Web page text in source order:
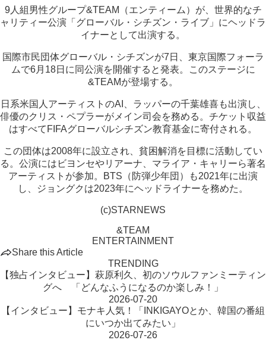
9人組男性グループ&TEAM（エンティーム）が、世界的なチ
ャリティー公演「グローバル・シチズン・ライブ」にヘッドラ
イナーとして出演する。
国際市民団体グローバル・シチズンが7日、東京国際フォーラ
ムで6月18日に同公演を開催すると発表。このステージに
&TEAMが登場する。
日系米国人アーティストのAI、ラッパーの千葉雄喜も出演し、
俳優のクリス・ペプラーがメイン司会を務める。チケット収益
はすべてFIFAグローバルシチズン教育基金に寄付される。
この団体は2008年に設立され、貧困解消を目標に活動してい
る。公演にはビヨンセやリアーナ、マライア・キャリーら著名
アーティストが参加。BTS（防弾少年団）も2021年に出演
し、ジョングクは2023年にヘッドライナーを務めた。
(c)STARNEWS
&TEAM
ENTERTAINMENT
Share this Article
TRENDING
【独占インタビュー】萩原利久、初のソウルファンミーティン
グへ 「どんなふうになるのか楽しみ！」
2026-07-20
【インタビュー】モナキ人気！「INKIGAYOとか、韓国の番組
にいつか出てみたい」
2026-07-26